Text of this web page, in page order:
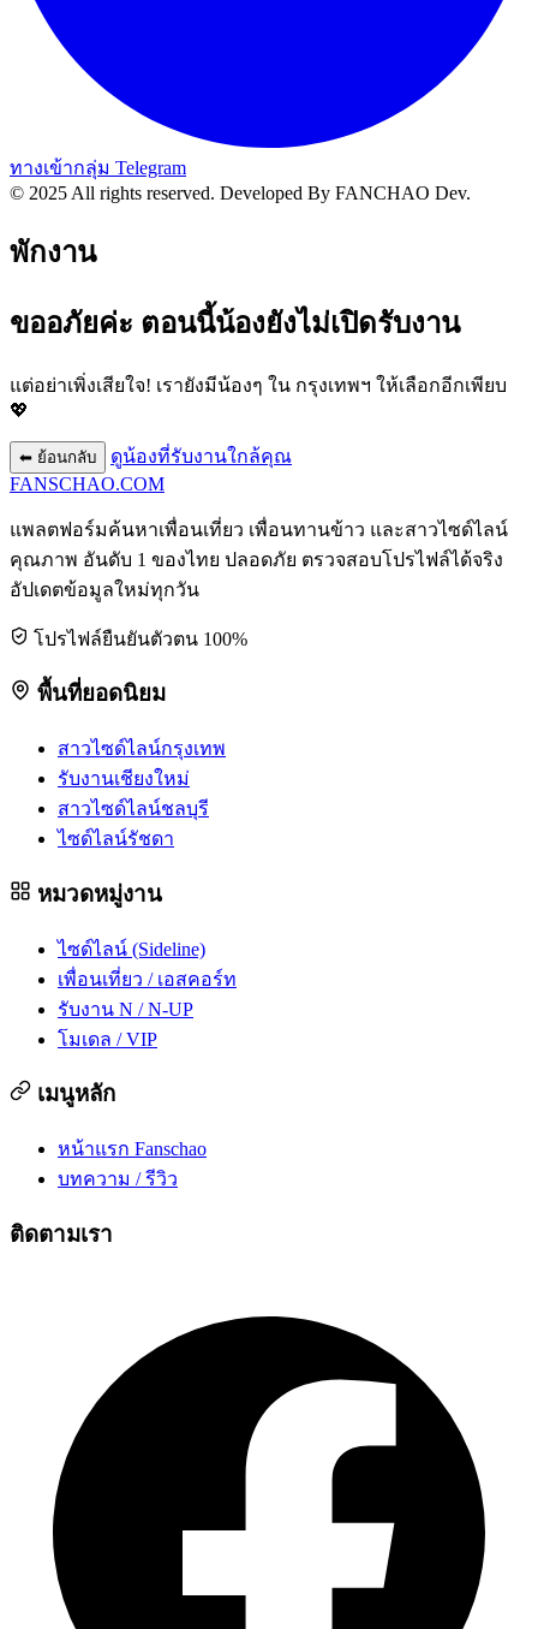
ทางเข้ากลุ่ม Telegram
© 2025 All rights reserved. Developed By FANCHAO Dev.
พักงาน
ขออภัยค่ะ ตอนนี้น้องยังไม่เปิดรับงาน
แต่อย่าเพิ่งเสียใจ! เรายังมีน้องๆ ใน กรุงเทพฯ ให้เลือกอีกเพียบ
💖
⬅ ย้อนกลับ
ดูน้องที่รับงานใกล้คุณ
FANSCHAO.COM
แพลตฟอร์มค้นหาเพื่อนเที่ยว เพื่อนทานข้าว และสาวไซด์ไลน์
คุณภาพ อันดับ 1 ของไทย ปลอดภัย ตรวจสอบโปรไฟล์ได้จริง
อัปเดตข้อมูลใหม่ทุกวัน
โปรไฟล์ยืนยันตัวตน 100%
พื้นที่ยอดนิยม
สาวไซด์ไลน์กรุงเทพ
รับงานเชียงใหม่
สาวไซด์ไลน์ชลบุรี
ไซด์ไลน์รัชดา
หมวดหมู่งาน
ไซด์ไลน์ (Sideline)
เพื่อนเที่ยว / เอสคอร์ท
รับงาน N / N-UP
โมเดล / VIP
เมนูหลัก
หน้าแรก Fanschao
บทความ / รีวิว
ติดตามเรา